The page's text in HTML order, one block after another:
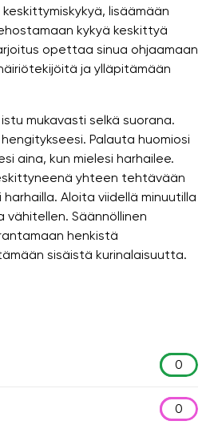
lisäämään
kykyä keskittyä
opettaa sinua ohjaamaan
ja ylläpitämään
mukavasti selkä suorana.
Palauta huomiosi
aina, kun mielesi harhailee.
yhteen tehtävään
Aloita viidellä minuutilla
vähitellen. Säännöllinen
henkistä
sisäistä kurinalaisuutta.
0
0